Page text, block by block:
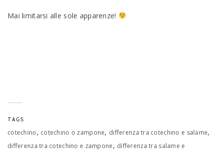
Mai limitarsi alle sole apparenze!
TAGS
cotechino, cotechino o zampone, differenza tra cotechino e salame,
differenza tra cotechino e zampone, differenza tra salame e